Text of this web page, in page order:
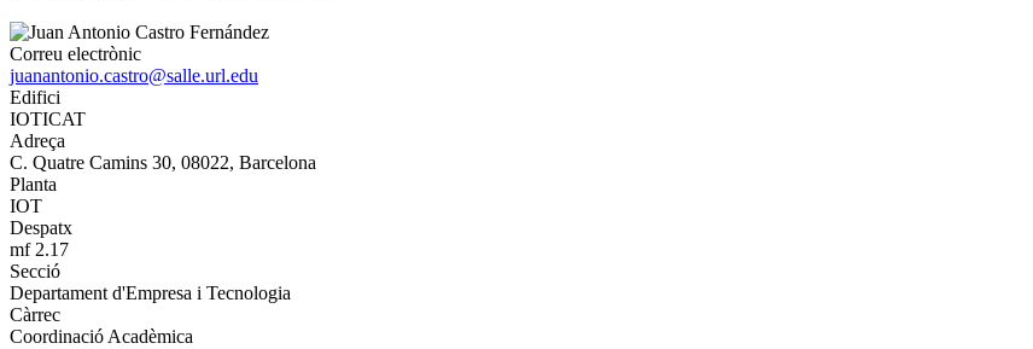
Correu electrònic
juanantonio.castro@salle.url.edu
Edifici
IOTICAT
Adreça
C. Quatre Camins 30, 08022, Barcelona
Planta
IOT
Despatx
mf 2.17
Secció
Departament d'Empresa i Tecnologia
Càrrec
Coordinació Acadèmica